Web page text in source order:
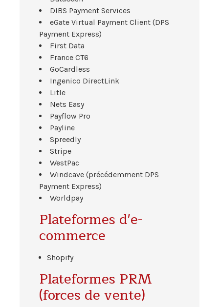
DIBS Payment Services
eGate Virtual Payment Client (DPS
Payment Express)
First Data
France CT6
GoCardless
Ingenico DirectLink
Litle
Nets Easy
Payflow Pro
Payline
Spreedly
Stripe
WestPac
Windcave (précédemment DPS
Payment Express)
Worldpay
Plateformes d'e-
commerce
Shopify
Plateformes PRM
(forces de vente)